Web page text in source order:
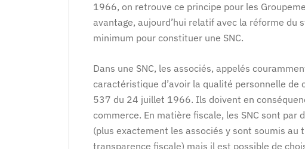
1966, on retrouve ce principe pour les
avantage, aujourd’hui relatif avec la réforme du
minimum pour constituer une SNC.
Dans une SNC, les associés, appelés
caractéristique d’avoir la qualité personnelle
537 du 24 juillet 1966. Ils doivent en
commerce. En matière fiscale, les SNC sont par
(plus exactement les associés y sont soumis au
transparence fiscale) mais il est possible de